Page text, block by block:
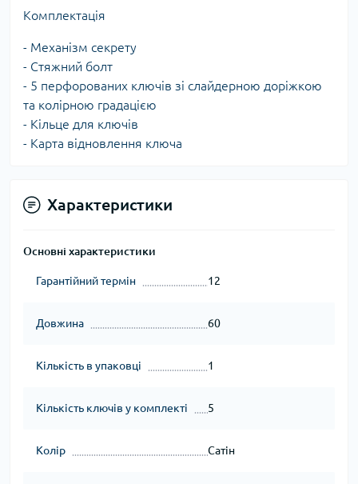
Комплектація
- Механізм секрету
- Стяжний болт
- 5 перфорованих ключів зі слайдерною доріжкою
та колірною градацією
- Кільце для ключів
- Карта відновлення ключа
Характеристики
Основні характеристики
Гарантійний термін 12
Довжина 60
Кількість в упаковці 1
Кількість ключів у комплекті 5
Колір Сатін